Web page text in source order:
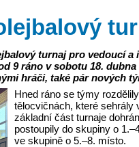
turnaj pro vedoucí
9 ráno v sobotu 18.
hráči, také pár nových
Hned ráno se týmy
tělocvičnách, které sehrály
základní část turnaje
postoupily do skupiny o
ve skupině o 5.–8. místo.